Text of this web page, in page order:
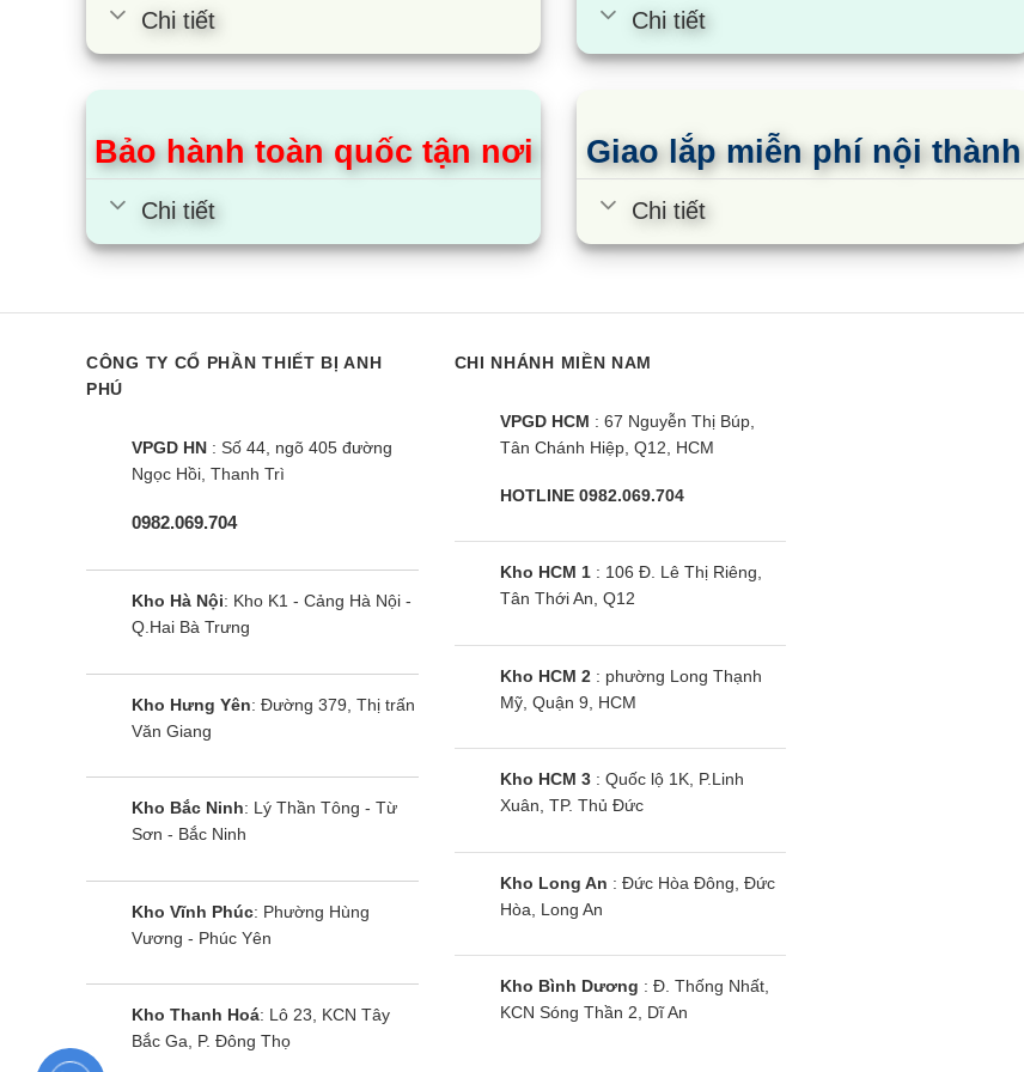
Bếp đôi điện từ Sunhouse
MMB-02I Mama
Bếp từ đôi MMB-03I Sunhouse
Chi tiết Chi tiết
Bảo hành toàn quốc tận nơi
Chi tiết
Giao lắp miễn phí nội thành
Chi tiết
CÔNG TY CỔ PHẦN THIẾT BỊ ANH
PHÚ
VPGD HN : Số 44, ngõ 405 đường
Ngọc Hồi, Thanh Trì
0982.069.704
Kho Hà Nội: Kho K1 - Cảng Hà Nội -
Q.Hai Bà Trưng
Kho Hưng Yên: Đường 379, Thị trấn
Văn Giang
Kho Bắc Ninh: Lý Thần Tông - Từ
Sơn - Bắc Ninh
Kho Vĩnh Phúc: Phường Hùng
Vương - Phúc Yên
Kho Thanh Hoá: Lô 23, KCN Tây
Bắc Ga, P. Đông Thọ
CHI NHÁNH MIỀN NAM
VPGD HCM : 67 Nguyễn Thị Búp,
Tân Chánh Hiệp, Q12, HCM
HOTLINE 0982.069.704
Kho HCM 1: 106 Đ. Lê Thị Riêng,
Tân Thới An, Q12
Kho HCM 2: phường Long Thạnh
Mỹ, Quận 9, HCM
Kho HCM 3: Quốc lộ 1K, P.Linh
Xuân, TP. Thủ Đức
Kho Long An : Đức Hòa Đông, Đức
Hòa, Long An
Kho Bình Dương : Đ. Thống Nhất,
KCN Sóng Thần 2, Dĩ An